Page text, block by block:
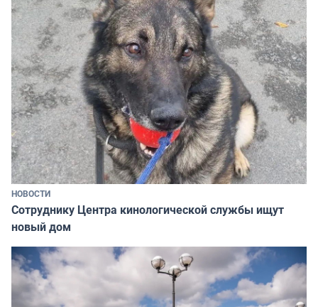
НОВОСТИ
Сотруднику Центра кинологической службы ищут
новый дом